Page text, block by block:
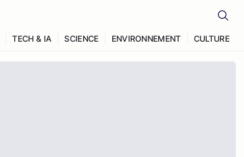
TECH & IA SCIENCE ENVIRONNEMENT CULTURE